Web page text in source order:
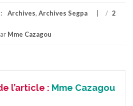
Archives, Archives Segpa / 2
Mme Cazagou
l’article : Mme Cazagou